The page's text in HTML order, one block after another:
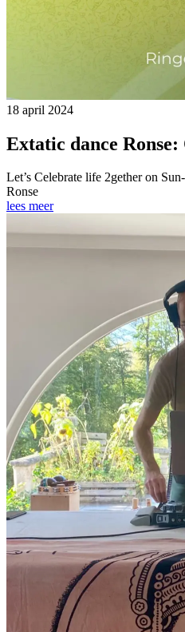
18 april 2024
Extatic dance
Let’s Celebrate life 2gether on
Ronse
lees meer